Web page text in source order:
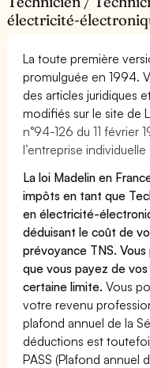
électricité-
La toute première
promulguée en 1994.
des articles juridiques
modifiés sur le site de
n°94-126 du 11 février
l’entreprise individuelle
La loi Madelin en
impôts en tant que
en électricité-
déduisant le coût de
prévoyance TNS.
que vous payez de
certaine limite.Vous
votre revenu
plafond annuel de la
déductions est
PASS (Plafond annuel